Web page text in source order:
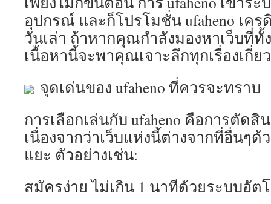
มี
อุปกรณ์ และก็โปรโมชั่น ufaheno เค
วันเล่า ถ้าหากคุณกำลังมองหาเว็บที่
เนื้อหานี้จะพาคุณเจาะลึกทุกเรื่องเกี่ย
จุดเด่นของ ufaheno ที่ควรจะทราบ
การเลือกเล่นกับ ufaheno คือการตัด
เนื่องจากว่าเว็บแห่งนี้ต่างจากที่อื่นๆ
แยะ ตัวอย่างเช่น:
สมัครง่าย ไม่เกิน 1 นาทีด้วยระบบอัต